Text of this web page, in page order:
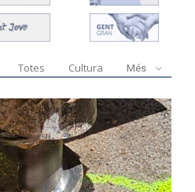
Totes Cultura Més